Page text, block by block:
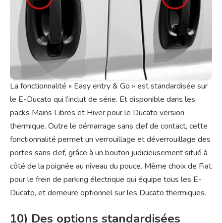
La fonctionnalité « Easy entry & Go » est standardisée sur
le E-Ducato qui l’inclut de série. Et disponible dans les
packs Mains Libres et Hiver pour le Ducato version
thermique. Outre le démarrage sans clef de contact, cette
fonctionnalité permet un verrouillage et déverrouillage des
portes sans clef, grâce à un bouton judicieusement situé à
côté de la poignée au niveau du pouce. Même choix de Fiat
pour le frein de parking électrique qui équipe tous les E-
Ducato, et demeure optionnel sur les Ducato thermiques.
10) Des options standardisées